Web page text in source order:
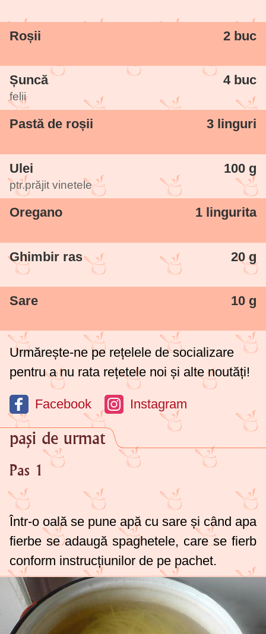
Roșii 2 buc
Șuncă 4 buc
felii
Pastă de roșii 3 linguri
Ulei 100 g
ptr.prăjit vinetele
Oregano 1 lingurita
Ghimbir ras 20 g
Sare 10 g
Urmărește-ne pe rețelele de socializare
pentru a nu rata rețetele noi și alte noutăți!
Facebook Instagram
pași de urmat
Pas 1
Într-o oală se pune apă cu sare și când apa
fierbe se adaugă spaghetele, care se fierb
conform instrucțiunilor de pe pachet.